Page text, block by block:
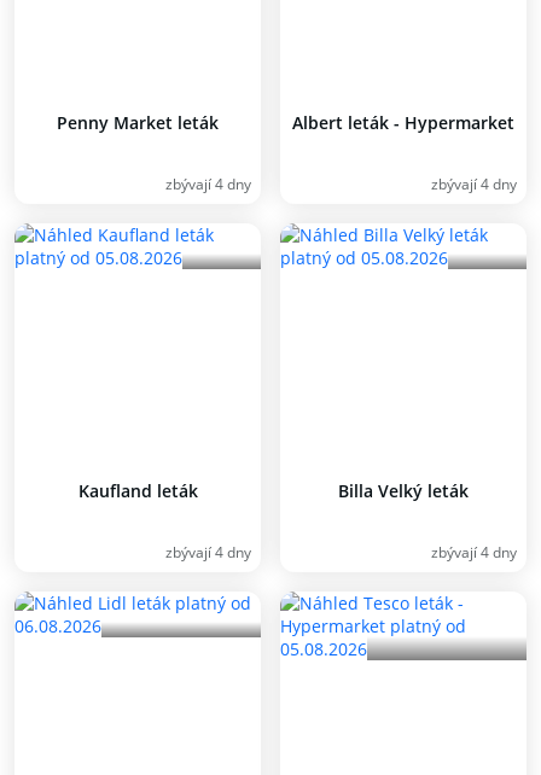
Penny Market leták
zbývají 4 dny
Albert leták - Hypermarket
zbývají 4 dny
Kaufland leták
zbývají 4 dny
Billa Velký leták
zbývají 4 dny